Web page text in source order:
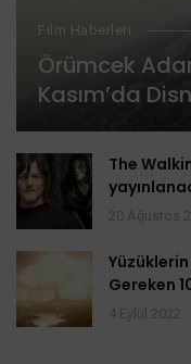
Film Haberleri
Örümcek
Kasım’da
The
Gereken